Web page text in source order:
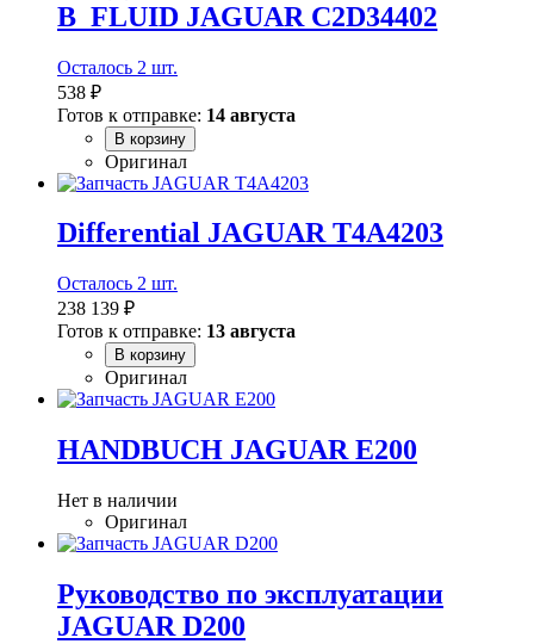
B_FLUID JAGUAR C2D34402
Осталось 2 шт.
538 ₽
Готов к отправке: 14 августа
В корзину
Оригинал
Differential JAGUAR T4A4203
Осталось 2 шт.
238 139 ₽
Готов к отправке: 13 августа
В корзину
Оригинал
HANDBUCH JAGUAR E200
Нет в наличии
Оригинал
Руководство по эксплуатации
JAGUAR D200